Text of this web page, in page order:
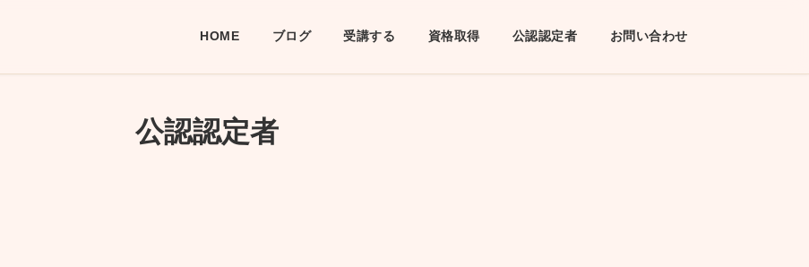
HOME ブログ 受講する 資格取得 公認認定者 お問い合わせ
公認認定者